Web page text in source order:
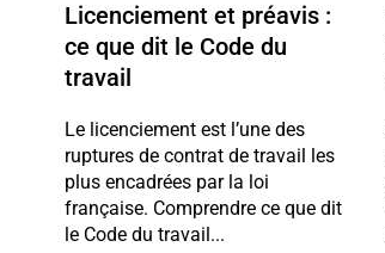
Licenciement et préavis :
ce que dit le Code du
travail
Le licenciement est l’une des
ruptures de contrat de travail les
plus encadrées par la loi
française. Comprendre ce que dit
le Code du travail...